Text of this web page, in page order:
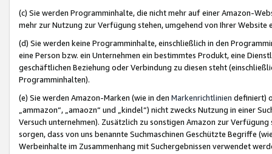
(c) Sie werden Programminhalte, die nicht mehr auf einer Amazon-
mehr zur Nutzung zur Verfügung stehen, umgehend von Ihrer
(d) Sie werden keine Programminhalte, einschließlich in den
eine Person bzw. ein Unternehmen ein bestimmtes Produkt, eine
geschäftlichen Beziehung oder Verbindung zu diesen steht
Programminhalten).
(e) Sie werden Amazon-Marken (wie in den Markenrichtlinien definiert)
„ammazon“, „amaozn“ und „kindel“) nicht zwecks Nutzung in einer
Versuch unternehmen). Zusätzlich zu sonstigen Amazon zur
sorgen, dass von uns benannte Suchmaschinen Geschützte Begriffe
Werbeinhalte im Zusammenhang mit Suchergebnissen verwendet